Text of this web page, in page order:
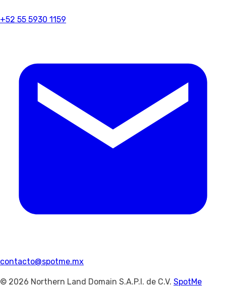
+52 55 5930 1159
contacto@spotme.mx
© 2026 Northern Land Domain S.A.P.I. de C.V. SpotMe